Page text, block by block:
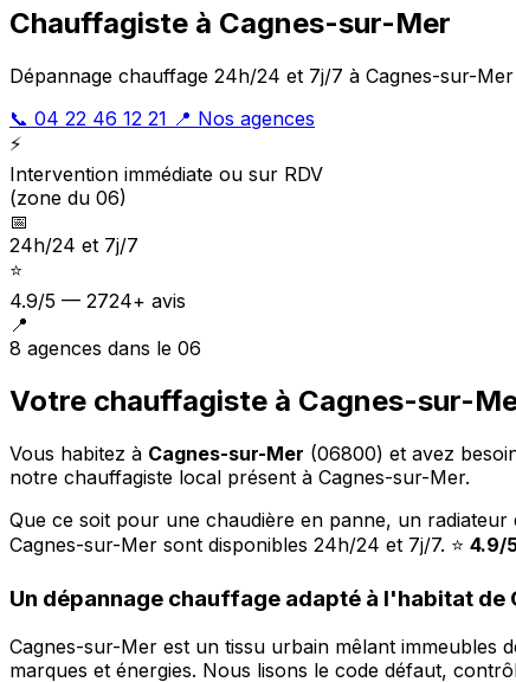
Chauffagiste à Cagnes-sur-Mer
Dépannage chauffage 24h/24 et 7j/7 à Cagnes-sur-
📞 04 22 46 12 21 📍 Nos agences
⚡
Intervention immédiate ou sur RDV
(zone du 06)
📅
24h/24 et 7j/7
⭐
4.9/5 — 2724+ avis
📍
8 agences dans le 06
Votre chauffagiste à Cagnes-sur-
Vous habitez à Cagnes-sur-Mer (06800) et avez
notre chauffagiste local présent à Cagnes-sur-Mer.
Que ce soit pour une chaudière en panne, un
Cagnes-sur-Mer sont disponibles 24h/24 et 7j/7. ⭐ 4.9/
Un dépannage chauffage adapté à l'habitat de
Cagnes-sur-Mer est un tissu urbain mêlant immeubles
marques et énergies. Nous lisons le code défaut,